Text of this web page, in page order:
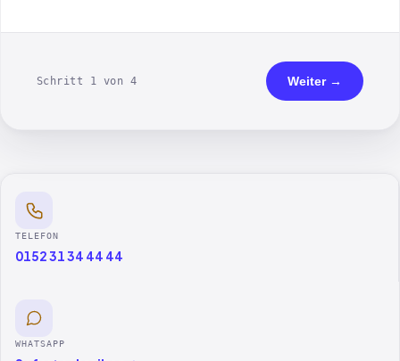
Schritt 1 von 4 Weiter →
TELEFON
0152 31 34 44 44
WHATSAPP